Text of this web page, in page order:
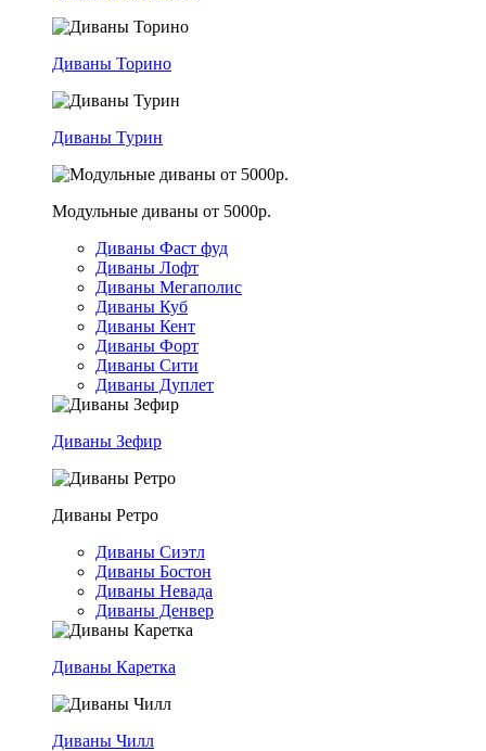
Диваны Торино
Диваны Турин
Модульные диваны от 5000р.
Диваны Фаст фуд
Диваны Лофт
Диваны Мегаполис
Диваны Куб
Диваны Кент
Диваны Форт
Диваны Сити
Диваны Дуплет
Диваны Зефир
Диваны Ретро
Диваны Сиэтл
Диваны Бостон
Диваны Невада
Диваны Денвер
Диваны Каретка
Диваны Чилл